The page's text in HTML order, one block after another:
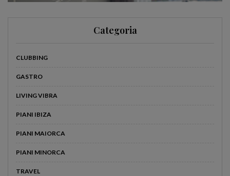
Categoria
CLUBBING
GASTRO
LIVING VIBRA
PIANI IBIZA
PIANI MAIORCA
PIANI MINORCA
TRAVEL